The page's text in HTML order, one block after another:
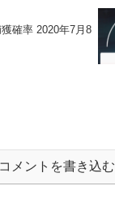
年7月8
コメントを書き込む